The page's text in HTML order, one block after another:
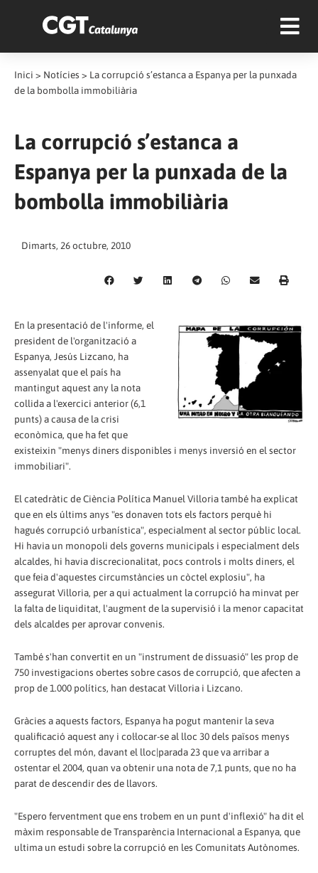
Inici > Notícies > La corrupció s’estanca a Espanya per la punxada
de la bombolla immobiliària
La corrupció s’estanca a
Espanya per la punxada de la
bombolla immobiliària
Dimarts, 26 octubre, 2010
En la presentació de l'informe, el
president de l'organització a
Espanya, Jesús Lizcano, ha
assenyalat que el país ha
mantingut aquest any la nota
collida a l'exercici anterior (6,1
punts) a causa de la crisi
econòmica, que ha fet que
existeixin "menys diners disponibles i menys inversió en el sector
immobiliari".
El catedràtic de Ciència Política Manuel Villoria també ha explicat
que en els últims anys "es donaven tots els factors perquè hi
hagués corrupció urbanística", especialment al sector públic local.
Hi havia un monopoli dels governs municipals i especialment dels
alcaldes, hi havia discrecionalitat, pocs controls i molts diners, el
que feia d'aquestes circumstàncies un còctel explosiu", ha
assegurat Villoria, per a qui actualment la corrupció ha minvat per
la falta de liquiditat, l'augment de la supervisió i la menor capacitat
dels alcaldes per aprovar convenis.
També s'han convertit en un "instrument de dissuasió" les prop de
750 investigacions obertes sobre casos de corrupció, que afecten a
prop de 1.000 polítics, han destacat Villoria i Lizcano.
Gràcies a aquests factors, Espanya ha pogut mantenir la seva
qualificació aquest any i col·locar-se al lloc 30 dels països menys
corruptes del món, davant el lloc|parada 23 que va arribar a
ostentar el 2004, quan va obtenir una nota de 7,1 punts, que no ha
parat de descendir des de llavors.
"Espero ferventment que ens trobem en un punt d'inflexió" ha dit el
màxim responsable de Transparència Internacional a Espanya, que
ultima un estudi sobre la corrupció en les Comunitats Autònomes.